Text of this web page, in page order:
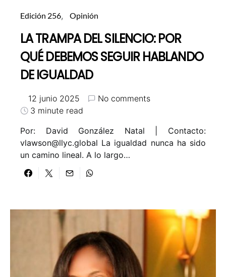
Edición 256 Opinión
LA TRAMPA DEL SILENCIO: POR
QUÉ DEBEMOS SEGUIR HABLANDO
DE IGUALDAD
12 junio 2025
No comments
3 minute read
Por: David González Natal | Contacto:
vlawson@llyc.global La igualdad nunca ha sido
un camino lineal. A lo largo…